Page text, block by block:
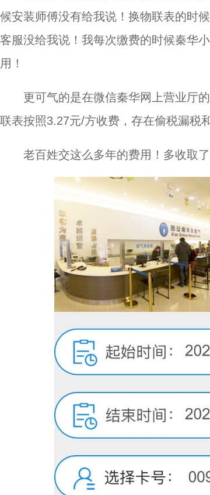
候安装师傅没有给我说！换物联表的时
客服没给我说！我每次缴费的时候秦华
用！
更可气的是在微信秦华网上营业厅
联表按照3.27元/方收费，存在偷税漏税
老百姓交这么多年的费用！多收取